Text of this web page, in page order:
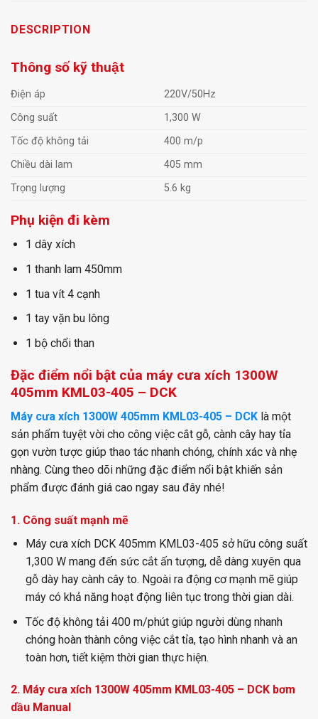
DESCRIPTION
Thông số kỹ thuật
Điện áp
220V/50Hz
Công suất
1,300 W
Tốc độ không tải
400 m/p
Chiều dài lam
405 mm
Trọng lượng
5.6 kg
Phụ kiện đi kèm
1 dây xích
1 thanh lam 450mm
1 tua vít 4 cạnh
1 tay vặn bu lông
1 bộ chổi than
Đặc điểm nổi bật của máy cưa xích 1300W
405mm KML03-405 – DCK
Máy cưa xích 1300W 405mm KML03-405 – DCK là một
sản phẩm tuyệt vời cho công việc cắt gỗ, cành cây hay tỉa
gọn vườn tược giúp thao tác nhanh chóng, chính xác và nhẹ
nhàng. Cùng theo dõi những đặc điểm nổi bật khiến sản
phẩm được đánh giá cao ngay sau đây nhé!
1. Công suất mạnh mẽ
Máy cưa xích DCK 405mm KML03-405 sở hữu công suất
1,300 W mang đến sức cắt ấn tượng, dễ dàng xuyên qua
gỗ dày hay cành cây to. Ngoài ra động cơ mạnh mẽ giúp
máy có khả năng hoạt động liên tục trong thời gian dài.
Tốc độ không tải 400 m/phút giúp người dùng nhanh
chóng hoàn thành công việc cắt tỉa, tạo hình nhanh và an
toàn hơn, tiết kiệm thời gian thực hiện.
2. Máy cưa xích 1300W 405mm KML03-405 – DCK bơm
dầu Manual